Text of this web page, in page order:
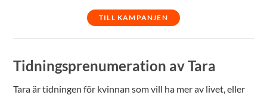
TILL KAMPANJEN
Tidningsprenumeration av Tara
Tara är tidningen för kvinnan som vill ha mer av livet, eller